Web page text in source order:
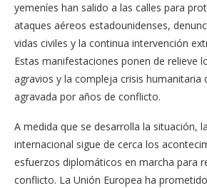
yemeníes han salido a las calles para
ataques aéreos estadounidenses,
vidas civiles y la continua intervención
Estas manifestaciones ponen de relieve
agravios y la compleja crisis humanitaria
agravada por años de conflicto.
A medida que se desarrolla la situación,
internacional sigue de cerca los
esfuerzos diplomáticos en marcha para
conflicto. La Unión Europea ha